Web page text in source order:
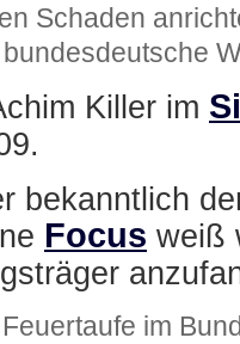
Schaden
Killer im
bekanntlich
Focus weiß
im